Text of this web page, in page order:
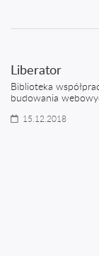
Liberator
Biblioteka
budowania
15.12.2018